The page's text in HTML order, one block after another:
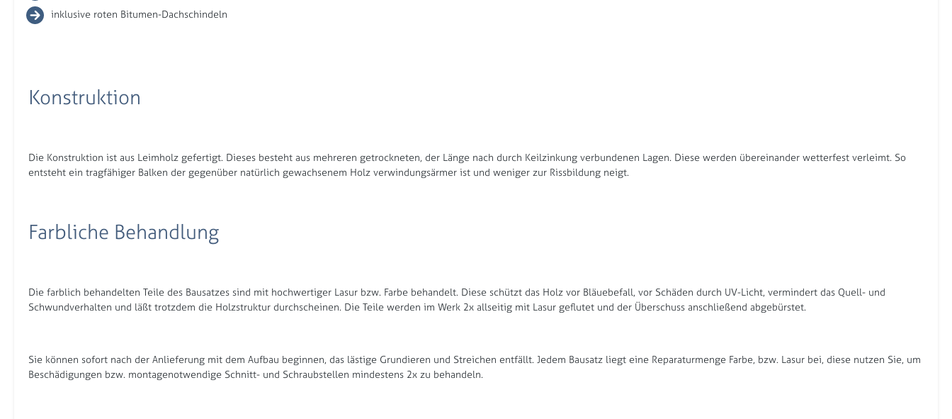
inklusive roten Bitumen-Dachschindeln
Konstruktion
Die Konstruktion ist aus Leimholz gefertigt. Dieses besteht aus mehreren getrockneten, der Länge nach durch Keilzinkung verbundenen Lagen. Diese werden übereinander wetterfest verleimt. So
entsteht ein tragfähiger Balken der gegenüber natürlich gewachsenem Holz verwindungsärmer ist und weniger zur Rissbildung neigt.
Farbliche Behandlung
Die farblich behandelten Teile des Bausatzes sind mit hochwertiger Lasur bzw. Farbe behandelt. Diese schützt das Holz vor Bläuebefall, vor Schäden durch UV-Licht, vermindert das Quell- und
Schwundverhalten und läßt trotzdem die Holzstruktur durchscheinen. Die Teile werden im Werk 2x allseitig mit Lasur geflutet und der Überschuss anschließend abgebürstet.
Sie können sofort nach der Anlieferung mit dem Aufbau beginnen, das lästige Grundieren und Streichen entfällt. Jedem Bausatz liegt eine Reparaturmenge Farbe, bzw. Lasur bei, diese nutzen Sie, um
Beschädigungen bzw. montagenotwendige Schnitt- und Schraubstellen mindestens 2x zu behandeln.